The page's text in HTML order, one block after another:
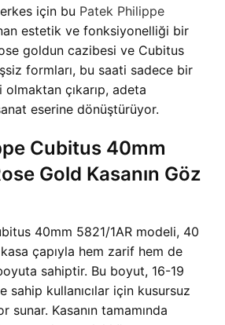
için bu Patek Philippe
estetik ve fonksiyonelliği bir
goldun cazibesi ve Cubitus
formları, bu saati sadece bir
çıkarıp, adeta
eserine dönüştürüyor.
Cubitus 40mm
Gold Kasanın Göz
40mm 5821/1AR modeli, 40
çapıyla hem zarif hem de
sahiptir. Bu boyut, 16-19
sahip kullanıcılar için kusursuz
sunar. Kasanın tamamında